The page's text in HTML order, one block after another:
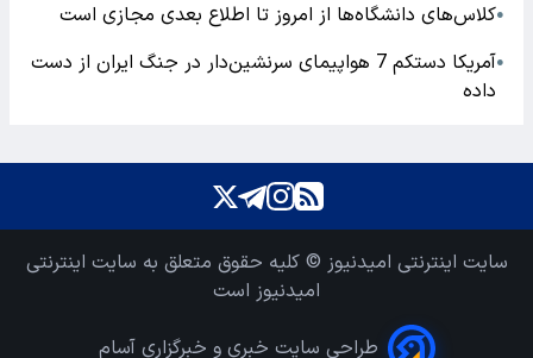
●کلاس‌های دانشگاه‌ها از امروز تا اطلاع بعدی مجازی است
●
آمریکا دستکم 7 هواپیمای سرنشین‌دار در جنگ ایران از دست
داده
سایت اینترنتی امیدنیوز © کلیه حقوق متعلق به سایت اینترنتی
امیدنیوز است
طراحی سایت خبری و خبرگزاری آسام